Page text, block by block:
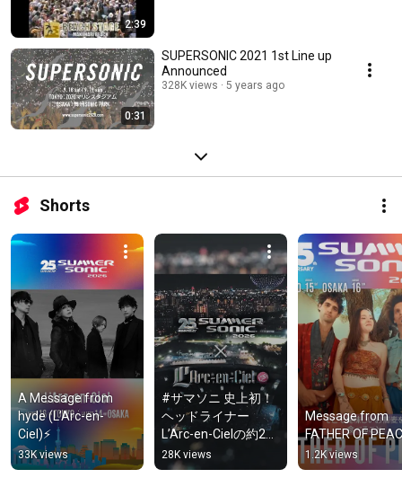
2:39
0:31
SUPERSONIC 2021 1st Line up
Announced
328K views 5 years ago
Shorts
A Message from
hyde (L’Arc-en-
Ciel)⚡️
33K views
#サマソニ 史上初！
ヘッドライナー
L’Arc-en-Cielの約2年
ぶりの新曲「総天然
色」を起用したコラ
28K views
Message from
FATHER OF
1.2K views